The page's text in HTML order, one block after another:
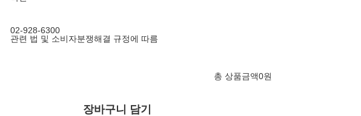
02-928-6300
관련 법 및 소비자분쟁해결 규정에 따름
총 상품금액0원
장바구니 담기